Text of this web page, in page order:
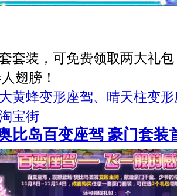
套装，可免费领取两大礼
翅膀！
黄蜂变形座驾、晴天柱变形
宝街
比岛百变座驾 豪门套装